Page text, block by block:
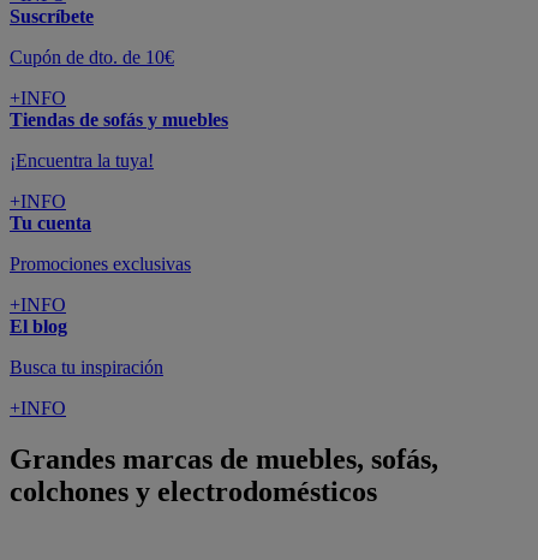
Suscríbete
Cupón de dto. de 10€
+INFO
Tiendas de sofás y muebles
¡Encuentra la tuya!
+INFO
Tu cuenta
Promociones exclusivas
+INFO
El blog
Busca tu inspiración
+INFO
Grandes marcas de muebles, sofás,
colchones y electrodomésticos